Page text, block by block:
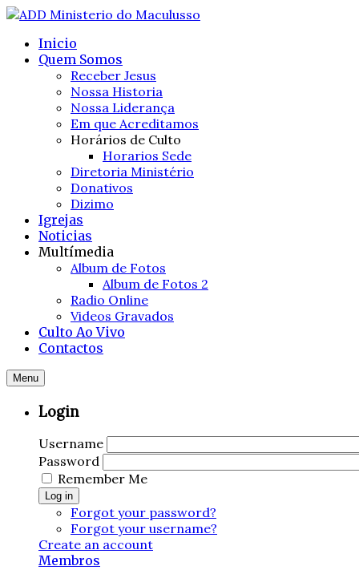
Inicio
Quem Somos
Receber Jesus
Nossa Historia
Nossa Liderança
Em que Acreditamos
Horários de Culto
Horarios Sede
Diretoria Ministério
Donativos
Dizimo
Igrejas
Noticias
Multímedia
Album de Fotos
Album de Fotos 2
Radio Online
Videos Gravados
Culto Ao Vivo
Contactos
Menu
Login
Username
Password
Remember Me
Log in
Forgot your password?
Forgot your username?
Create an account
Membros